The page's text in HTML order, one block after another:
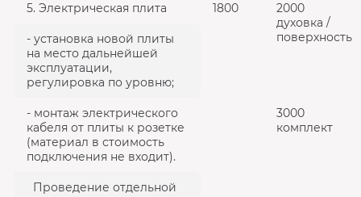
5. Электрическая плита 1800
2000
духовка /
поверхность
- установка новой плиты
на место дальнейшей
эксплуатации,
регулировка по уровню;
- монтаж электрического
кабеля от плиты к розетке
(материал в стоимость
подключения не входит).
3000
комплект
Проведение отдельной